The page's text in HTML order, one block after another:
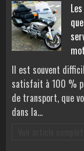
Il est souvent
satisfait à 100 %
de transport, que
dans la…